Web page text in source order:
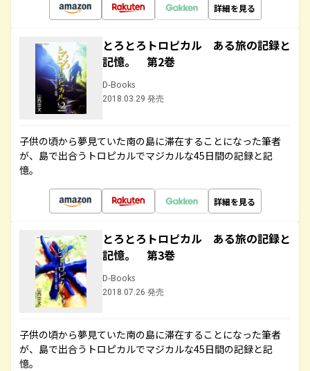
詳細を見る
とろとろトロピカル ある旅の記録と
記憶。 第2巻
D-Books
2018.03.29 発売
子供の頃から夢見ていた南の島に滞在することになった筆者
が、島で出合うトロピカルでマジカルな45日間の記録と記
憶。
詳細を見る
とろとろトロピカル ある旅の記録と
記憶。 第3巻
D-Books
2018.07.26 発売
子供の頃から夢見ていた南の島に滞在することになった筆者
が、島で出合うトロピカルでマジカルな45日間の記録と記
憶。